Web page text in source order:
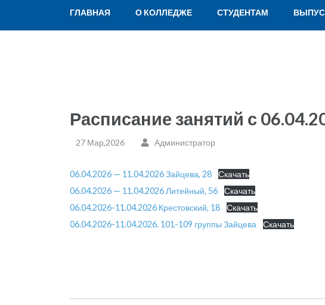
ГЛАВНАЯ О КОЛЛЕДЖЕ СТУДЕНТАМ
Расписание занятий с
27 Мар,2026 Администратор
06.04.2026 — 11.04.2026 Зайцева, 28
Скачать
06.04.2026 — 11.04.2026 Литейный, 56
Скачать
06.04.2026-11.04.2026 Крестовский, 18
Скачать
06.04.2026-11.04.2026. 101-109 группы Зайцева
Скачать